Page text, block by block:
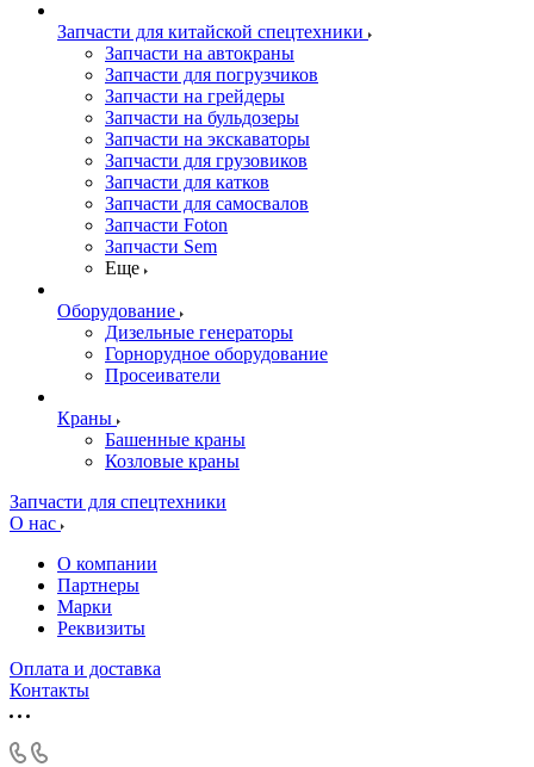
Запчасти для китайской спецтехники
Запчасти на автокраны
Запчасти для погрузчиков
Запчасти на грейдеры
Запчасти на бульдозеры
Запчасти на экскаваторы
Запчасти для грузовиков
Запчасти для катков
Запчасти для самосвалов
Запчасти Foton
Запчасти Sem
Еще
Оборудование
Дизельные генераторы
Горнорудное оборудование
Просеиватели
Краны
Башенные краны
Козловые краны
Запчасти для спецтехники
О нас
О компании
Партнеры
Марки
Реквизиты
Оплата и доставка
Контакты